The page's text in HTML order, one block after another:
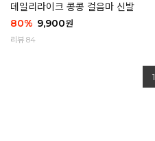
데일리라이크 콩콩 걸음마 신발
80% 9,900원
리뷰 84
1